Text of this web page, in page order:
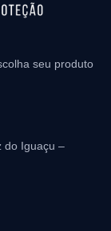
seu produto
do Iguaçu –